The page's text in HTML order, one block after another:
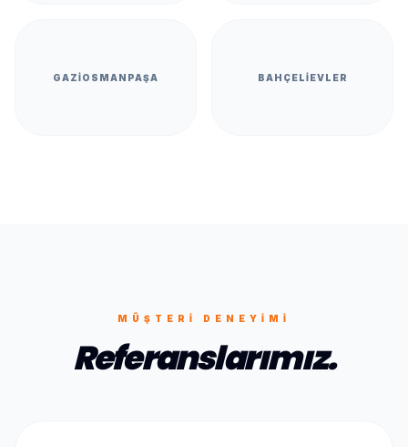
GAZIOSMANPAŞA BAHÇELIEVLER
MÜŞTERI DENEYIMI
Referanslarımız.